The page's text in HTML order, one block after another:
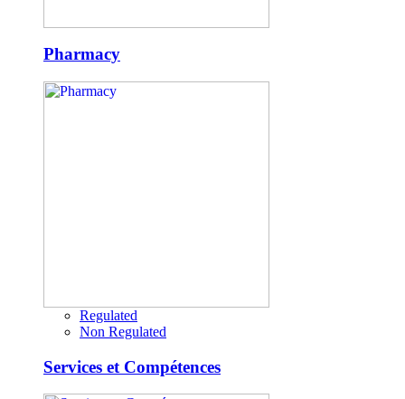
Pharmacy
Regulated
Non Regulated
Services et Compétences